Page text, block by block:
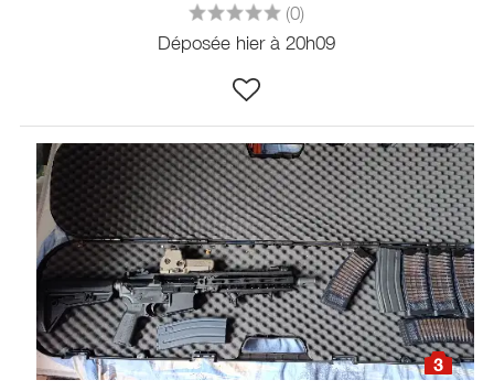
(0)
Déposée hier à 20h09
3